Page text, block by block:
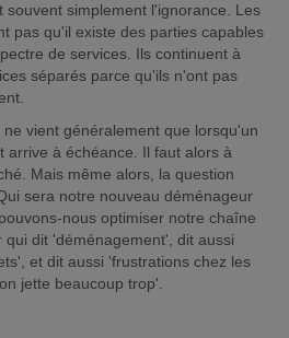
souvent simplement l'ignorance. Les
pas qu'il existe des parties capables
de services. Ils continuent à
séparés parce qu'ils n'ont pas
vient généralement que lorsqu'un
arrive à échéance. Il faut alors à
Mais même alors, la question
sera notre nouveau déménageur
nous optimiser notre chaîne
qui dit 'déménagement', dit aussi
et dit aussi 'frustrations chez les
jette beaucoup trop'.